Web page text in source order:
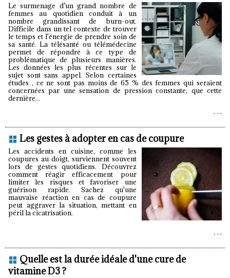
Le surmenage d’un grand nombre de
femmes au quotidien conduit à un
nombre grandissant de burn-out.
Difficile dans un tel contexte de trouver
le temps et l'énergie de prendre soin de
sa santé. La télésanté ou télémédecine
permet de répondre à ce type de
problématique de plusieurs manières.
Les données les plus récentes sur le
sujet sont sans appel. Selon certaines
études , ce ne sont pas moins de 65 % des femmes qui seraient
concernées par une sensation de pression constante, que cette
dernière...
Les gestes à adopter en cas de coupure
Les accidents en cuisine, comme les
coupures au doigt, surviennent souvent
lors de gestes quotidiens. Découvrez
comment réagir efficacement pour
limiter les risques et favoriser une
guérison rapide. Sachez qu'une
mauvaise réaction en cas de coupure
peut aggraver la situation, mettant en
péril la cicatrisation.
Quelle est la durée idéale d'une cure de
vitamine D3 ?